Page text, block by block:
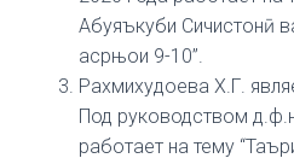
Абуяъкуби Сичистонӣ
асрњои 9-10”.
Рахмихудоева Х.Г.
Под руководством
работает на тему